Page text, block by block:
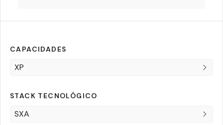
CAPACIDADES
XP
STACK TECNOLÓGICO
SXA